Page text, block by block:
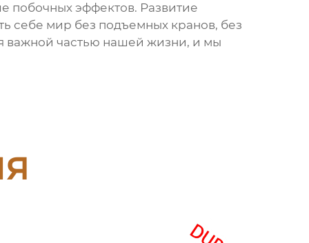
побочных эффектов. Развитие
себе мир без подъемных кранов, без
важной частью нашей жизни, и мы